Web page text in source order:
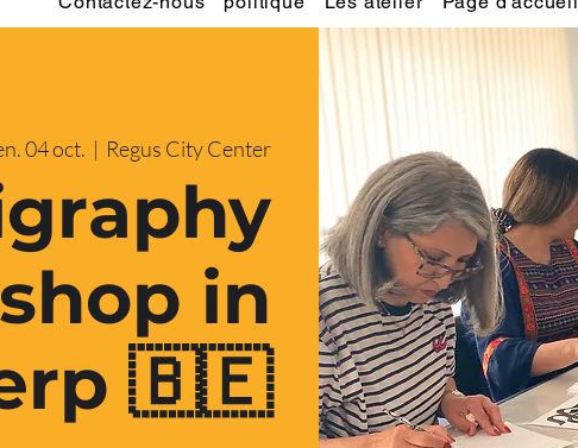
04 oct.
  |
Regus City Center
in
🇧🇪